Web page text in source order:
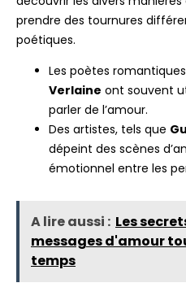
prendre des tournures
poétiques.
Les poètes
Verlaine ont souvent
parler de l’amour.
Des artistes, tels que
dépeint des scènes
émotionnel entre les
A lire aussi : Les
messages d'amour
temps